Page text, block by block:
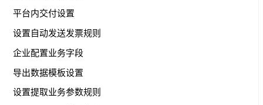
平台内交付设置
设置自动发送发票规则
企业配置业务字段
导出数据模板设置
设置提取业务参数规则